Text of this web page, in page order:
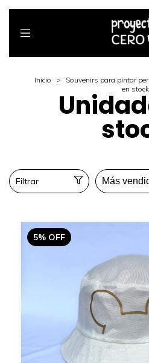
Inicio > Souvenirs para pintar
en stock
Filtrar
5% OFF